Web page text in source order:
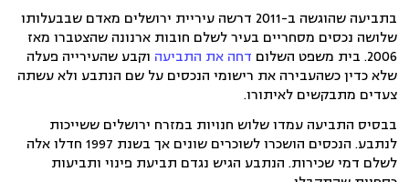
בתביעה שהוגשה ב-2011 דרשה עיריית ירושלים מאדם שבבעלותו
שלושה נכסים מסחריים בעיר לשלם חובות ארנונה שהצטברו מאז
2006. בית משפט השלום
דחה את התביעה וקבע שהעירייה פעלה
שלא כדין כשהעבירה את רישומי הנכסים על שם הנתבע ולא עשתה
צעדים מתבקשים לאיתורו.
בבסיס התביעה עמדו שלוש חנויות במזרח ירושלים ששייכות
לנתבע. הנכסים הושכרו לשוכרים שונים אך בשנת 1997 חדלו אלה
לשלם דמי שכירות. הנתבע הגיש נגדם תביעת פינוי ותביעות